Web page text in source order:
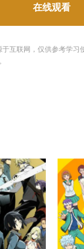
在线观看
互联网，仅供参考学习